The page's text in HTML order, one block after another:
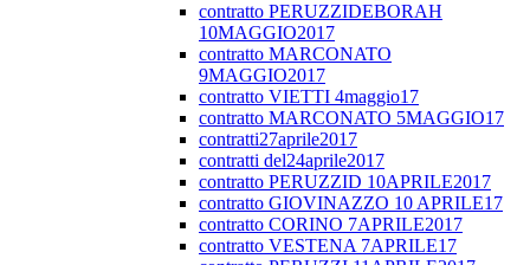
contratto PERUZZIDEBORAH
10MAGGIO2017
contratto MARCONATO
9MAGGIO2017
contratto VIETTI 4maggio17
contratto MARCONATO 5MAGGIO17
contratti27aprile2017
contratti del24aprile2017
contratto PERUZZID 10APRILE2017
contratto GIOVINAZZO 10 APRILE17
contratto CORINO 7APRILE2017
contratto VESTENA 7APRILE17